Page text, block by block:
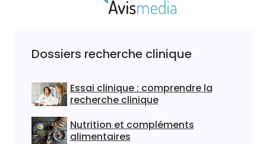
Dossiers recherche clinique
Essai clinique : comprendre la
recherche clinique
Nutrition et compléments
alimentaires